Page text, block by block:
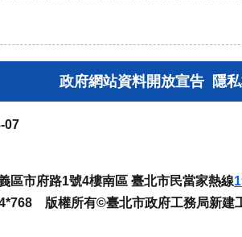
政府網站資料開放宣告 隱
07
區市府路1號4樓南區 臺北市民當家熱線
版權所有©臺北市政府工務局新建